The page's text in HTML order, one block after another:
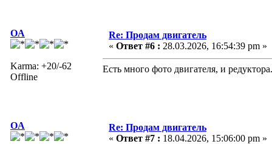
OA
Karma: +20/-62
Offline
Re: Продам двигатель
« Ответ #6 : 28.03.2026, 16:54:39 pm »
Есть много фото двигателя, и
OA
Re: Продам двигатель
« Ответ #7 : 18.04.2026, 15:06:00 pm »